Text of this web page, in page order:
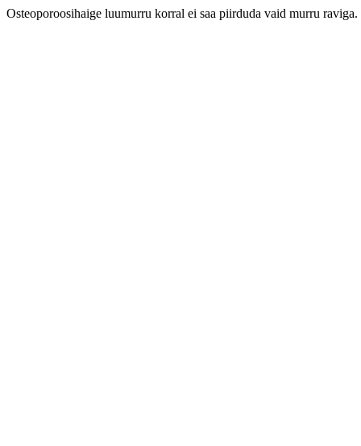
Osteoporoosihaige luumurru korral ei saa piirduda vaid murru